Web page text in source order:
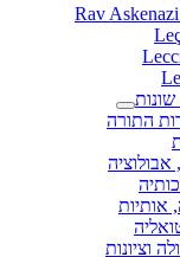
התורה
אותיות
וציונות